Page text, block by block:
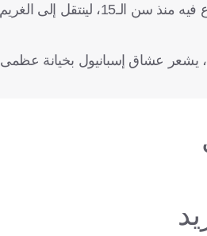
وتعود جذور هذه الخطوة العدائية إلى الصيف الماضي، حين غادر الحارس صاحب الـ 24 عاماً النادي الذي ترعرع فيه منذ سن الـ15، لينتقل إلى الغريم
يشعر عشاق إسبانيول بخيانة عظمى